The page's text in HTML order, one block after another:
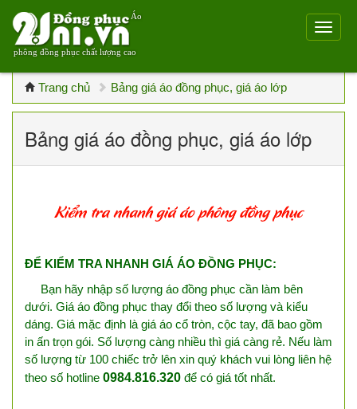
Áo
phông đồng phục chất lượng cao
Trang chủ Bảng giá áo đồng phục, giá áo lớp
Bảng giá áo đồng phục, giá áo lớp
ĐỂ KIỂM TRA NHANH GIÁ ÁO ĐỒNG PHỤC:
Bạn hãy nhập số lượng áo đồng phục cần làm bên
dưới. Giá áo đồng phục thay đổi theo số lượng và kiểu
dáng. Giá mặc định là giá áo cổ tròn, cộc tay, đã bao gồm
in ấn trọn gói. Số lượng càng nhiều thì giá càng rẻ. Nếu làm
số lượng từ 100 chiếc trở lên xin quý khách vui lòng liên hệ
theo số hotline 0984.816.320 để có giá tốt nhất.